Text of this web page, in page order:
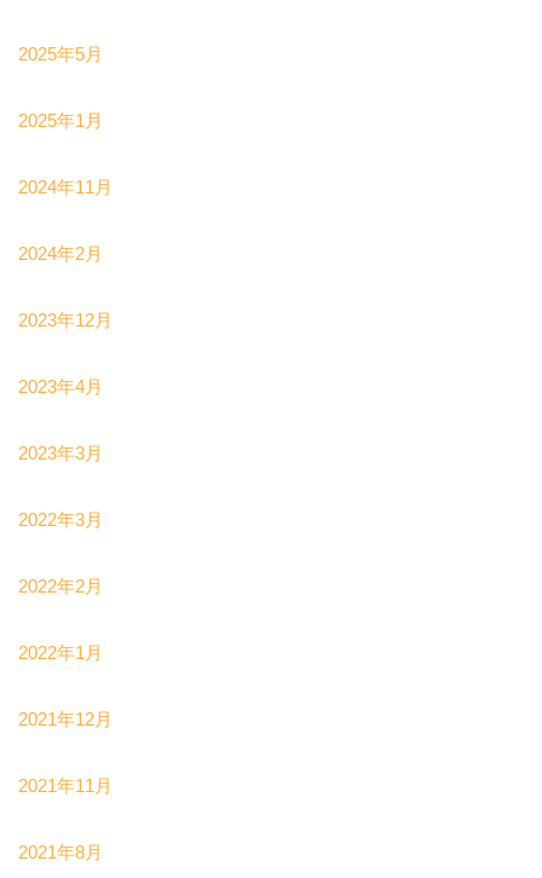
2025年5月
2025年1月
2024年11月
2024年2月
2023年12月
2023年4月
2023年3月
2022年3月
2022年2月
2022年1月
2021年12月
2021年11月
2021年8月